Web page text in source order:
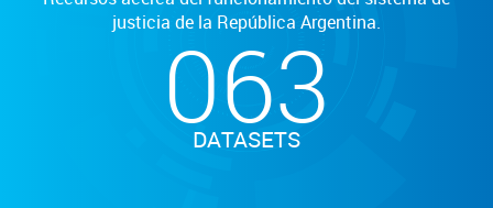
justicia de la República Argentina.
063
DATASETS